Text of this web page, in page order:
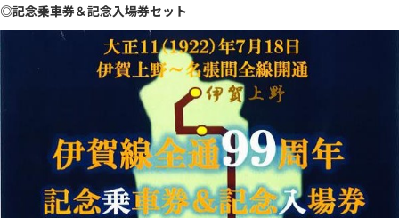
◎記念乗車券＆記念入場券セット